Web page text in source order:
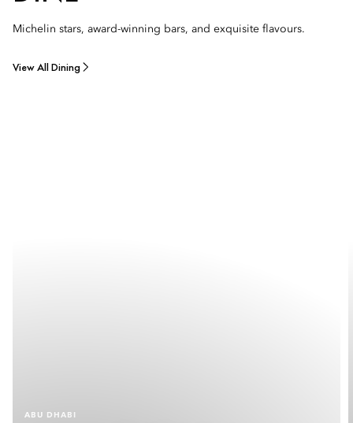
Michelin stars, award-winning bars, and exquisite flavours.
View All Dining
ABU DHABI